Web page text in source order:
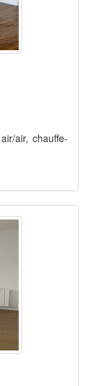
air, chauffe-